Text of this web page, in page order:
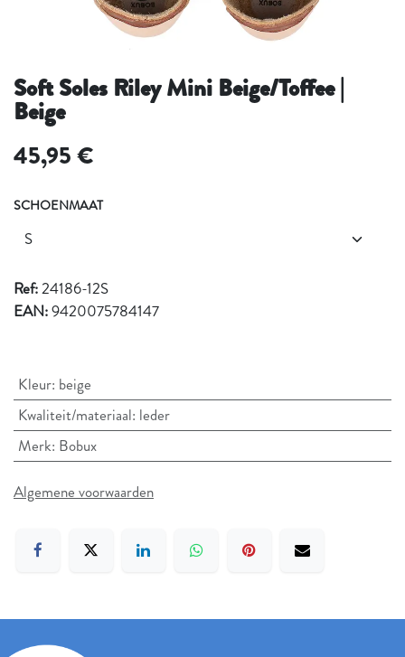
Soft Soles Riley Mini Beige/Toffee |
Beige
45,95€
SCHOENMAAT
Ref:24186-12S
EAN:9420075784147
Kleur: beige
Kwaliteit/materiaal: leder
Merk: Bobux
Algemene voorwaarden